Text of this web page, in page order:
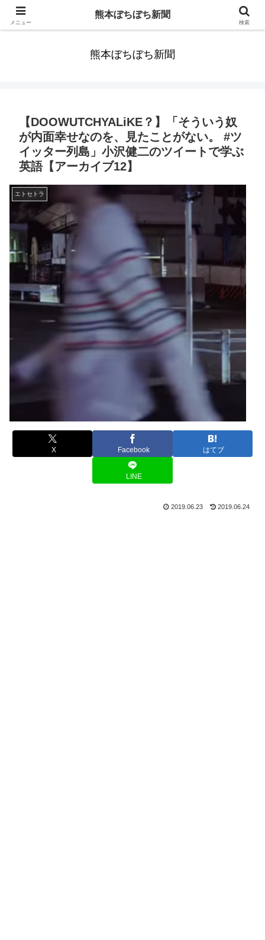
みんなまだ気づかずすごしていたんだわ。ずっといっしょに歩いてゆけるっ
熊本ぼちぼち新聞
【DOOWUTCHYALiKE？】「そういう奴
が内面幸せなのを、見たことがない。 #ツ
イッター列島」小沢健二のツイートで学ぶ
英語【アーカイブ12】
エトセトラ
X Facebook はてブ
LINE
2019.06.23 2019.06.24
メニュー
熊本ぼちぼち新聞
検索